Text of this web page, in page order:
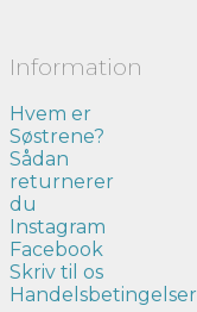
Information
Hvem er
Søstrene?
Sådan
returnerer
du
Instagram
Facebook
Skriv til os
Handelsbetingelser